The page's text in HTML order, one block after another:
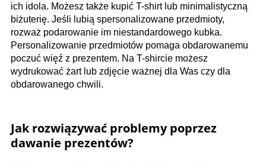
ich idola. Możesz także kupić T-shirt lub minimalistyczną
biżuterię. Jeśli lubią spersonalizowane przedmioty,
rozważ podarowanie im niestandardowego kubka.
Personalizowanie przedmiotów pomaga obdarowanemu
poczuć więź z prezentem. Na T-shircie możesz
wydrukować żart lub zdjęcie ważnej dla Was czy dla
obdarowanego chwili.
Jak rozwiązywać problemy poprzez
dawanie prezentów?